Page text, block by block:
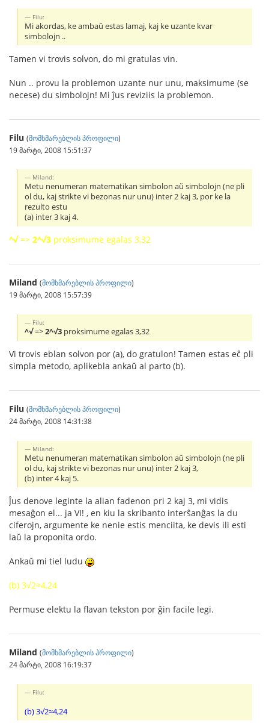
Filu:
Mi akordas, ke ambaŭ estas lamaj, kaj ke uzante kvar
simbolojn ..
Tamen vi trovis solvon, do mi gratulas vin.
Nun .. provu la problemon uzante nur unu, maksimume (se
necese) du simbolojn! Mi ĵus reviziis la problemon.
Filu (მომხმარებლის პროფილი)
19 მარტი, 2008 15:51:37
Miland:
Metu nenumeran matematikan simbolon aŭ simbolojn (ne pli
ol du, kaj strikte vi bezonas nur unu) inter 2 kaj 3, por ke la
rezulto estu
(a) inter 3 kaj 4.
^√=> 2^√3 proksimume egalas 3,32
Miland (მომხმარებლის პროფილი)
19 მარტი, 2008 15:57:39
Filu:
^√=>2^√3 proksimume egalas 3,32
Vi trovis eblan solvon por (a), do gratulon! Tamen estas eĉ pli
simpla metodo, aplikebla ankaŭ al parto (b).
Filu (მომხმარებლის პროფილი)
24 მარტი, 2008 14:31:38
Miland:
Metu nenumeran matematikan simbolon aŭ simbolojn (ne pli
ol du, kaj strikte vi bezonas nur unu) inter 2 kaj 3,
(b) inter 4 kaj 5.
Ĵus denove leginte la alian fadenon pri 2 kaj 3, mi vidis
mesaĝon el... ja VI! , en kiu la skribanto interŝanĝas la du
ciferojn, argumente ke nenie estis menciita, ke devis ili esti
laŭ la proponita ordo.
Ankaŭ mi tiel ludu
(b) 3√2≈4,24
Permuse elektu la flavan tekston por ĝin facile legi.
Miland (მომხმარებლის პროფილი)
24 მარტი, 2008 16:19:37
Filu:
(b) 3√2≈4,24